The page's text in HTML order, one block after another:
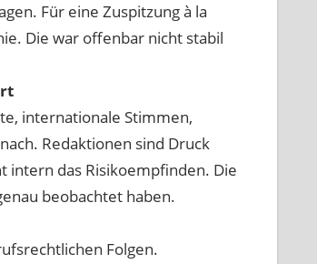
Für eine Zuspitzung à la
Die war offenbar nicht stabil
internationale Stimmen,
Redaktionen sind Druck
intern das Risikoempfinden. Die
beobachtet haben.
Folgen.